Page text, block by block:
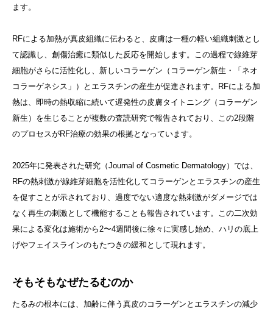
ます。
RFによる加熱が真皮組織に伝わると、皮膚は一種の軽い組織刺激とし
て認識し、創傷治癒に類似した反応を開始します。この過程で線維芽
細胞がさらに活性化し、新しいコラーゲン（コラーゲン新生・「ネオ
コラーゲネシス」）とエラスチンの産生が促進されます。RFによる加
熱は、即時の熱収縮に続いて遅発性の皮膚タイトニング（コラーゲン
新生）を生じることが複数の査読研究で報告されており、この2段階
のプロセスがRF治療の効果の根拠となっています。
2025年に発表された研究（Journal of Cosmetic Dermatology）では、
RFの熱刺激が線維芽細胞を活性化してコラーゲンとエラスチンの産生
を促すことが示されており、過度でない適度な熱刺激がダメージでは
なく再生の刺激として機能することも報告されています。この二次効
果による変化は施術から2〜4週間後に徐々に実感し始め、ハリの底上
げやフェイスラインのもたつきの緩和として現れます。
そもそもなぜたるむのか
たるみの根本には、加齢に伴う真皮のコラーゲンとエラスチンの減少